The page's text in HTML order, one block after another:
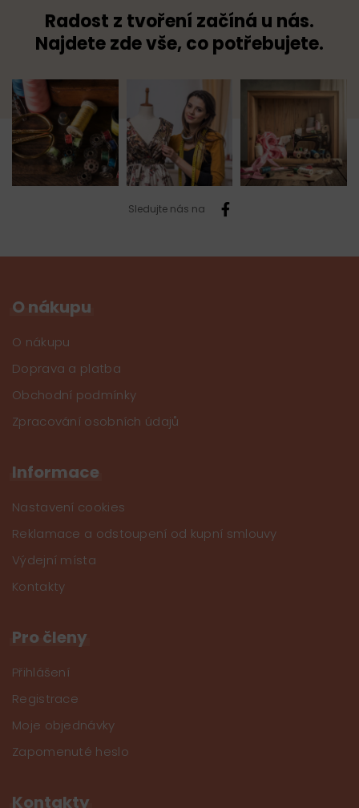
Radost z tvoření začíná u nás.
Najdete zde vše, co potřebujete.
Sledujte nás na
O nákupu
O nákupu
Doprava a platba
Obchodní podmínky
Zpracování osobních údajů
Informace
Nastavení cookies
Reklamace a odstoupení od kupní smlouvy
Výdejní místa
Kontakty
Pro členy
Přihlášení
Registrace
Moje objednávky
Zapomenuté heslo
Kontakty